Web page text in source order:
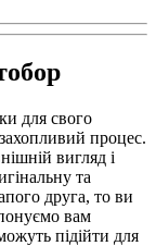
для свого
процес.
вигляд і
та
друга, то ви
вам
підійти для